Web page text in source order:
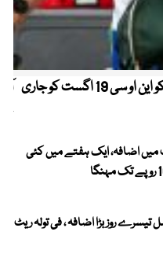
کیریبین پریمیئر لیگ ، قومی کرکٹرز کو این او سی 19 اگست کو جاری
اضافہ، ایک ہفتے میں کئی
روز بڑا اضافہ ، فی تولہ ریٹ